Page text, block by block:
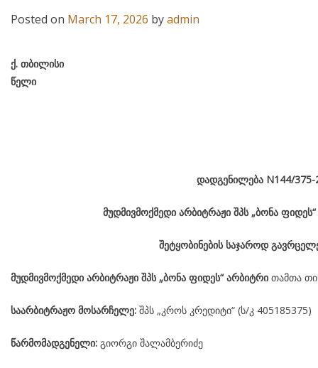
Posted on March 17, 2026 byadmin
ქ. თბილისი
წელი
დადგენილება N144/375-
მუდმივმოქმედი არბიტრაჟი შპს „ბონა
შეტყობინების საჯაროდ
მუდმივმოქმედი არბიტრაჟი შპს „ბონა ფიდეს“ არბიტრი თამთა
საარბიტრაჟო მოსარჩელე: შპს „კროს კრედიტი“ (ს/კ 405185375)
წარმომადგენელი: გიორგი შალამბერიძე